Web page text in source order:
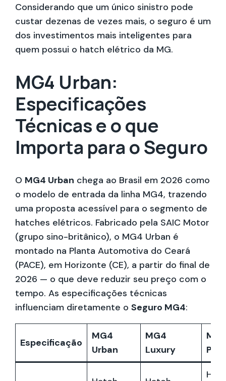
Considerando que um único sinistro pode
custar dezenas de vezes mais, o seguro é um
dos investimentos mais inteligentes para
quem possui o hatch elétrico da MG.
MG4 Urban:
Especificações
Técnicas e o que
Importa para o Seguro
O MG4 Urban chega ao Brasil em 2026 como
o modelo de entrada da linha MG4, trazendo
uma proposta acessível para o segmento de
hatches elétricos. Fabricado pela SAIC Motor
(grupo sino-britânico), o MG4 Urban é
montado na Planta Automotiva do Ceará
(PACE), em Horizonte (CE), a partir do final de
2026 — o que deve reduzir seu preço com o
tempo. As especificações técnicas
influenciam diretamente o Seguro MG4:
Especificação
MG4
Urban
MG4
Luxury